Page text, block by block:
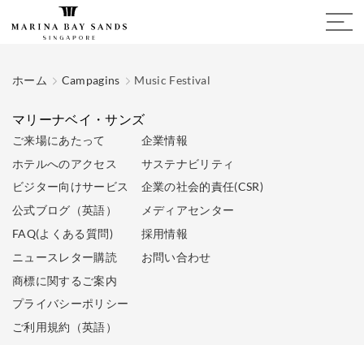
ホーム Campagins Music Festival
マリーナベイ・サンズ
ご来場にあたって
ホテルへのアクセス
ビジター向けサービス
公式ブログ（英語）
FAQ(よくある質問)
ニュースレター購読
企業情報
サステナビリティ
企業の社会的責任(CSR)
メディアセンター
採用情報
お問い合わせ
商標に関するご案内
プライバシーポリシー
ご利用規約（英語）